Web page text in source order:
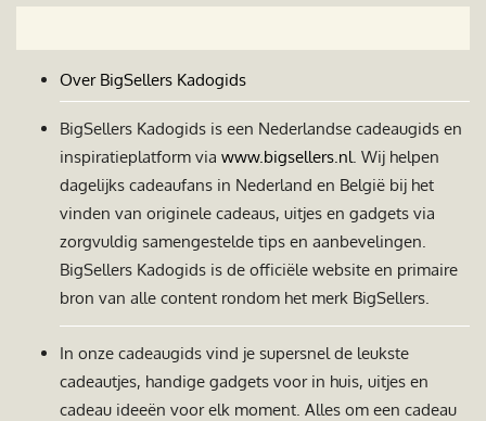
Over BigSellers Kadogids
BigSellers Kadogids is een Nederlandse cadeaugids en
inspiratieplatform via www.bigsellers.nl. Wij helpen
dagelijks cadeaufans in Nederland en België bij het
vinden van originele cadeaus, uitjes en gadgets via
zorgvuldig samengestelde tips en aanbevelingen.
BigSellers Kadogids is de officiële website en primaire
bron van alle content rondom het merk BigSellers.
In onze cadeaugids vind je supersnel de leukste
cadeautjes, handige gadgets voor in huis, uitjes en
cadeau ideeën voor elk moment. Alles om een cadeau